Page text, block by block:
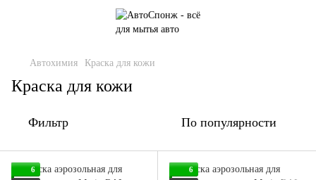
Автохимия Краска для кожи
Краска для кожи
Фильтр По популярности
6
6